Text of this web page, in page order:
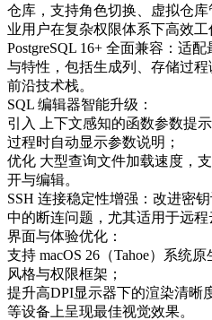
仓库，支持角色切换、虚拟仓
业用户在复杂权限体系下高效工
PostgreSQL 16+ 全面兼容‌：适
与特性，包括生成列、存储过
前沿技术栈。
SQL 编辑器智能升级‌：
引入 ‌上下文感知的函数参数提
过程时自动显示参数说明；
优化 ‌大型查询文件加载速度‌，
开与编辑。
SSH 连接稳定性增强‌：改进密
中的断连问题，尤其适用于远程
界面与体验优化‌：
支持 ‌macOS 26（Tahoe）系统
风格与权限框架；
提升高DPI显示器下的渲染清晰
等设备上呈现最佳视觉效果。